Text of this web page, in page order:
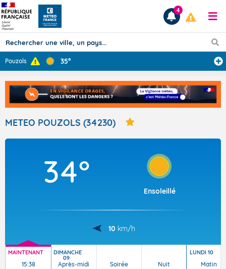
Prévisions
TOUS LES RÉSULTATS
Articles
4
Pouzols 35°
METEO POUZOLS (34230)
34°
Ensoleillé
10 km/h
MAINTENANT
15:38
DIMANCHE
09
Après-midi Soirée Nuit
LUNDI 10
Matin